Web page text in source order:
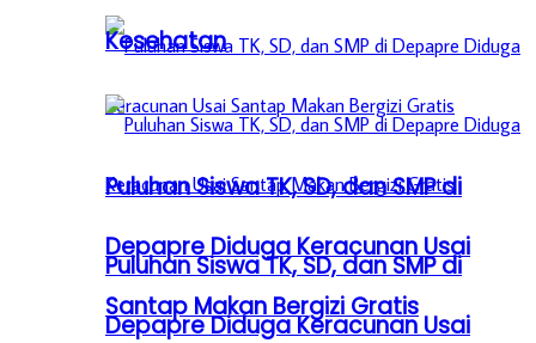
Puluhan Siswa TK, SD, dan SMP di
Depapre Diduga Keracunan Usai
Santap Makan Bergizi Gratis
Kesehatan
Puluhan Siswa TK, SD, dan SMP di
Depapre Diduga Keracunan Usai